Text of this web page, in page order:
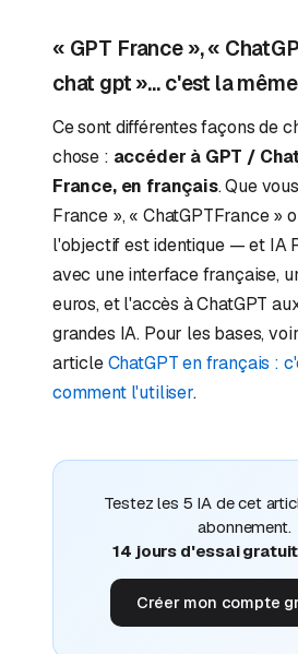
« GPT France », «
chat gpt »… c'est la
Ce sont différentes façons de
chose : accéder à GPT /
France, en français. Que
France », « ChatGPTFrance »
l'objectif est identique — et IA
avec une interface française,
euros, et l'accès à ChatGPT
grandes IA. Pour les bases,
articleChatGPT en français :
comment l'utiliser.
Testez les 5 IA de cet
abonnement.
14 jours d'essai
Créer mon compte